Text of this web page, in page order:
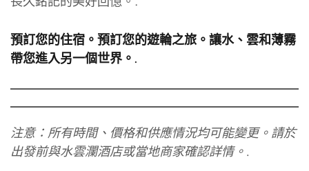
預訂您的住宿。預訂您的遊輪之旅。讓水、雲和薄霧
帶您進入另一個世界。.
注意：所有時間、價格和供應情況均可能變更。請於
出發前與水雲瀾酒店或當地商家確認詳情。.